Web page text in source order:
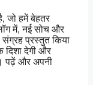
जो हमें बेहतर
में, नई सोच और
संग्रह प्रस्तुत किया
दिशा देगी और
पढ़ें और अपनी